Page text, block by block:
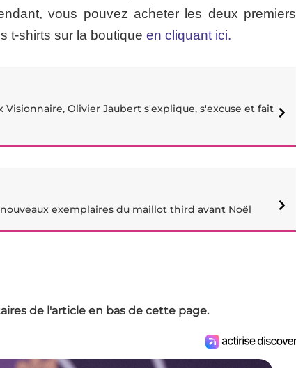
vous pouvez acheter les deux premiers
t-shirts sur la boutique en cliquant ici.
Visionnaire, Olivier Jaubert s'explique, s'excuse et fait
exemplaires du maillot third avant Noël
de l'article en bas de cette page.